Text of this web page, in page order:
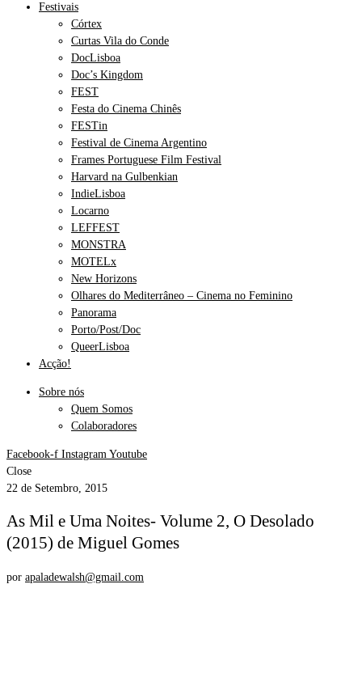
Festivais
Córtex
Curtas Vila do Conde
DocLisboa
Doc’s Kingdom
FEST
Festa do Cinema Chinês
FESTin
Festival de Cinema Argentino
Frames Portuguese Film Festival
Harvard na Gulbenkian
IndieLisboa
Locarno
LEFFEST
MONSTRA
MOTELx
New Horizons
Olhares do Mediterrâneo – Cinema no Feminino
Panorama
Porto/Post/Doc
QueerLisboa
Acção!
Sobre nós
Quem Somos
Colaboradores
Facebook-f Instagram Youtube
Close
22 de Setembro, 2015
As Mil e Uma Noites- Volume 2, O Desolado
(2015) de Miguel Gomes
por apaladewalsh@gmail.com